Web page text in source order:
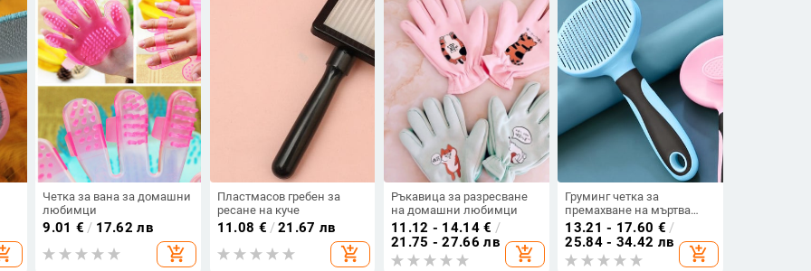
Четка за вана за домашни
любимци
9.01 € / 17.62 лв
add_shopping_cart
Пластмасов гребен за
ресане на куче
11.08 € /21.67 лв
add_shopping_cart
Ръкавица за разресване
на домашни любимци
11.12 - 14.14€ /
21.75 - 27.66 лв
add_shopping_cart
Груминг четка за
премахване на мъртва
козина
13.21 - 17.60 € /
25.84 - 34.42 лв
add_shopping_cart